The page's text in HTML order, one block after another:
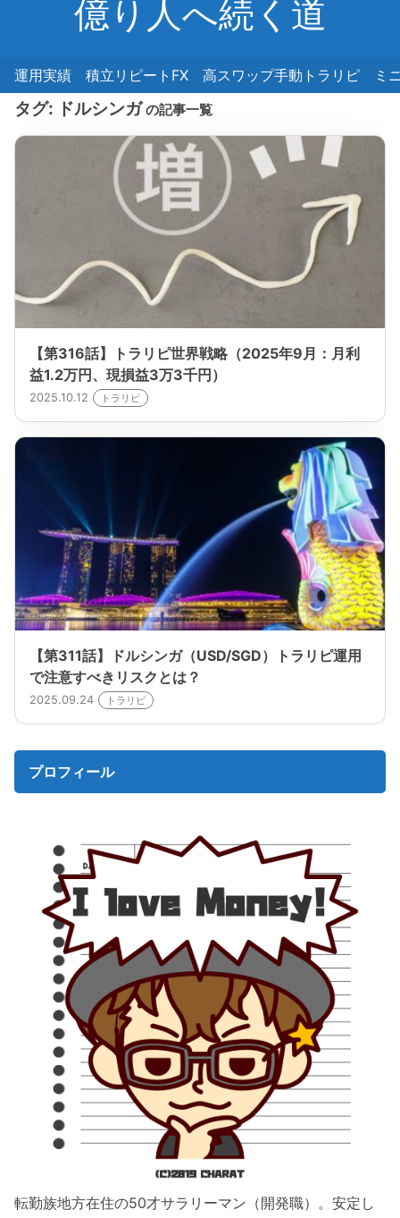
億り人へ続く道
運用実績 積立リピートFX 高スワップ手動トラリピ ミ
タグ: ドルシンガ の記事一覧
【第316話】トラリピ世界戦略（2025年9月：月利
益1.2万円、現損益3万3千円）
2025.10.12 トラリピ
【第311話】ドルシンガ（USD/SGD）トラリピ運用
で注意すべきリスクとは？
2025.09.24 トラリピ
プロフィール
転勤族地方在住の50才サラリーマン（開発職）。安定し